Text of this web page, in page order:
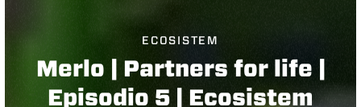
ECOSISTEM
Merlo | Partners for life |
Episodio 5 | Ecosistem